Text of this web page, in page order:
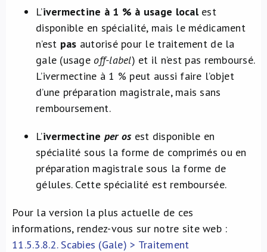
L’ivermectine à 1 % à usage localest
disponible en spécialité, mais le médicament
n’est pas autorisé pour le traitement de la
gale (usage off-label) et il n’est pas remboursé.
L’ivermectine à 1 % peut aussi faire l’objet
d’une préparation magistrale, mais sans
remboursement.
L’ivermectine per os est disponible en
spécialité sous la forme de comprimés ou en
préparation magistrale sous la forme de
gélules. Cette spécialité est remboursée.
Pour la version la plus actuelle de ces
informations, rendez-vous sur notre site web :
11.5.3.8.2. Scabies (Gale) > Traitement